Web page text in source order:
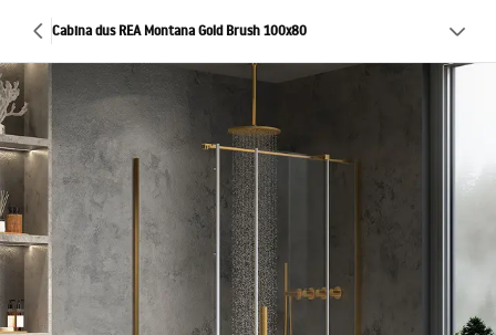
Cabina dus REA Montana Gold Brush 100x80